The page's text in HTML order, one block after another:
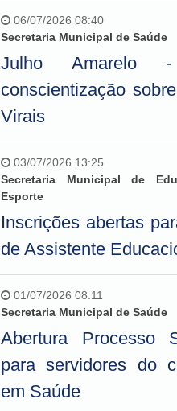
06/07/2026 08:40
Secretaria Municipal de Saúde
Julho
conscientização
Virais
03/07/2026 13:25
Secretaria Municipal de
Esporte
Inscrições abertas
de Assistente
01/07/2026 08:11
Secretaria Municipal de Saúde
Abertura Processo
para servidores do
em Saúde